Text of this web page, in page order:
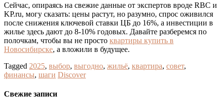
Сейчас, опираясь на свежие данные от экспертов вроде RBC и
KP.ru, могу сказать: цены растут, но разумно, спрос оживился
после снижения ключевой ставки ЦБ до 16%, а инвестиции в
жилье здесь дают до 8-10% годовых. Давайте разберемся по
полочкам, чтобы вы не просто квартиры купить в
Новосибирске, а вложили в будущее.
Tagged 2025, выбор, выгодно, жильё, квартира, совет,
финансы, шаги Discover
Свежие записи